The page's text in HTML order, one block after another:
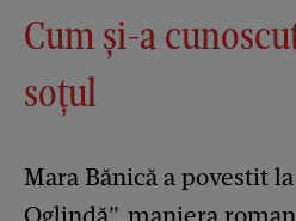
Cum și-a
soțul
Mara Bănică a povestit
Oglindă”, maniera